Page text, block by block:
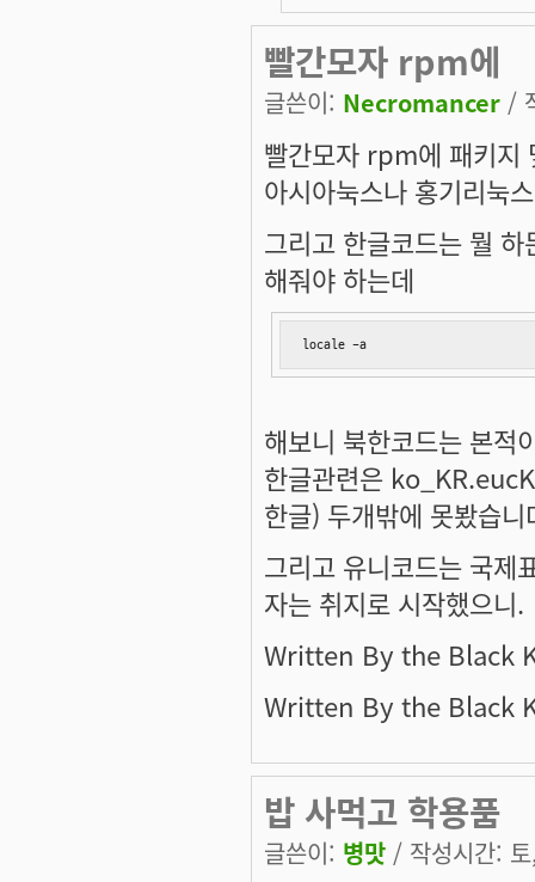
빨간모자 rpm에
글쓴이: Necromancer /
빨간모자 rpm에 패키지
아시아눅스나 홍기리눅
그리고 한글코드는 뭘
해줘야 하는데
locale -a
해보니 북한코드는 본적
한글관련은
한글) 두개밖에 못봤습니
그리고 유니코드는 국제
자는 취지로 시작했으니.
Written By the Black
Written By the Black
밥 사먹고 학용품
글쓴이: 병맛 / 작성시간: